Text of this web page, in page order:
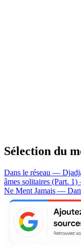
Sélection du
Dans le réseau —
âmes solitaires (Part.
Ne Ment Jamais —